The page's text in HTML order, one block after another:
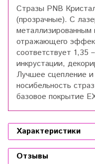
Стразы PNB
(прозрачные). С
отражающего
соответствует
инкрустации,
Лучшее сцепление
носибельность
базовое покрытие
Характеристики
Отзывы